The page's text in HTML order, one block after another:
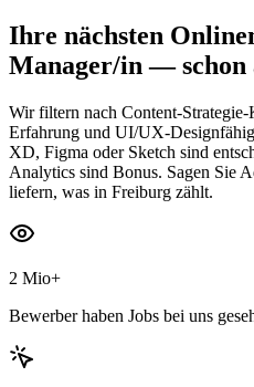
Ihre nächsten
Manager/in— schon
Wir filtern nach Content-
Erfahrung und UI/UX-
XD, Figma oder Sketch sind
Analytics sind Bonus. Sagen Sie
liefern, was in Freiburg zählt.
2 Mio+
Bewerber haben Jobs bei uns